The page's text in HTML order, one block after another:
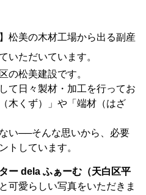
松美の木材工場から出る副産
いただいています。
の松美建設です。
て日々製材・加工を行ってお
木くず）」や「端材（はざ
い──そんな思いから、必要
トしています。
ー dela ふぁーむ（天白区平
可愛らしい写真をいただきま